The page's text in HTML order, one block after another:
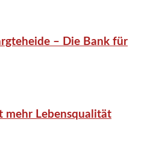
– Die Bank für
mehr Lebensqualität